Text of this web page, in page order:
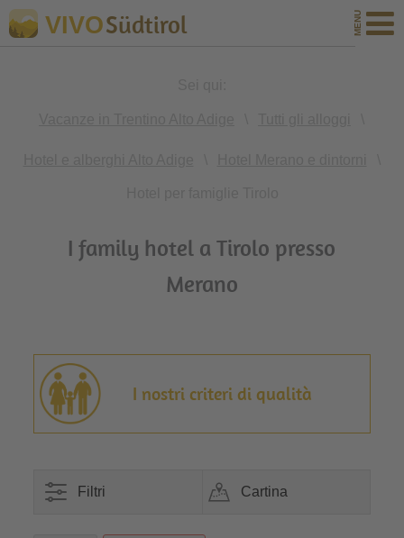
VIVOSüdtirol
I family hotel a Tirolo presso
Merano
I nostri criteri di qualità
Filtri Cartina